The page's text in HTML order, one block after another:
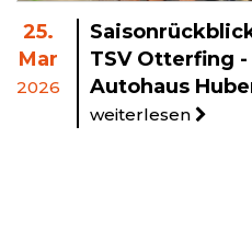
25.
Mar
2026
TSV Otterfing
Autohaus
weiterlesen